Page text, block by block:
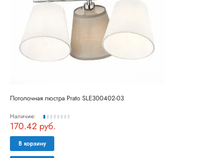
Потолочная люстра Prato SLE300402-03
Наличие:
170.42 руб.
В корзину